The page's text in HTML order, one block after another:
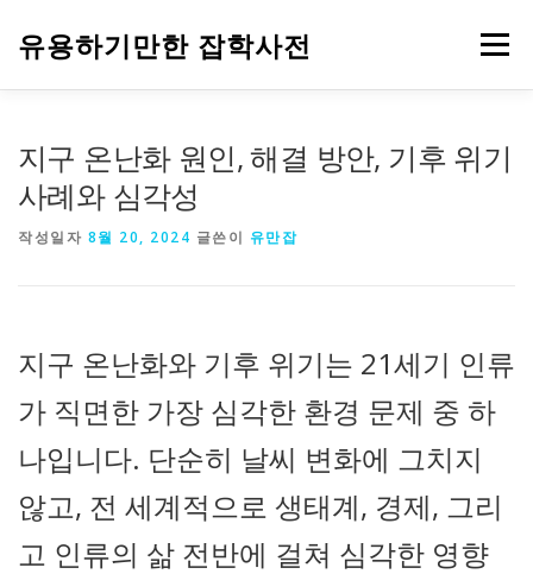
유용하기만한 잡학사전 메뉴
지구 온난화 원인, 해결 방안, 기후 위기
사례와 심각성
작성일자 8월 20, 2024 글쓴이 유만잡
지구 온난화와 기후 위기는 21세기 인류
가 직면한 가장 심각한 환경 문제 중 하
나입니다. 단순히 날씨 변화에 그치지
않고, 전 세계적으로 생태계, 경제, 그리
고 인류의 삶 전반에 걸쳐 심각한 영향